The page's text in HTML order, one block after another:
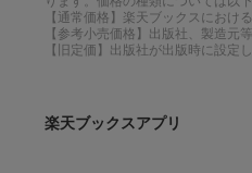
【通常価格】楽天ブックスにおけ
【参考小売価格】出版社、製造元
【旧定価】出版社が出版時に設定
楽天ブックスアプリ